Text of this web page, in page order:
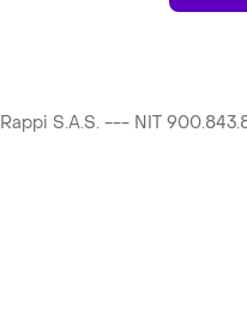
Rappi S.A.S. --- NIT